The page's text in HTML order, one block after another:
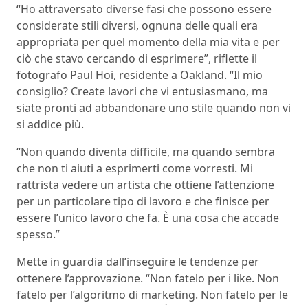
“Ho attraversato diverse fasi che possono essere
considerate stili diversi, ognuna delle quali era
appropriata per quel momento della mia vita e per
ciò che stavo cercando di esprimere”, riflette il
fotografo Paul Hoi, residente a Oakland. “Il mio
consiglio? Create lavori che vi entusiasmano, ma
siate pronti ad abbandonare uno stile quando non vi
si addice più.
“Non quando diventa difficile, ma quando sembra
che non ti aiuti a esprimerti come vorresti. Mi
rattrista vedere un artista che ottiene l’attenzione
per un particolare tipo di lavoro e che finisce per
essere l’unico lavoro che fa. È una cosa che accade
spesso.”
Mette in guardia dall’inseguire le tendenze per
ottenere l’approvazione. “Non fatelo per i like. Non
fatelo per l’algoritmo di marketing. Non fatelo per le